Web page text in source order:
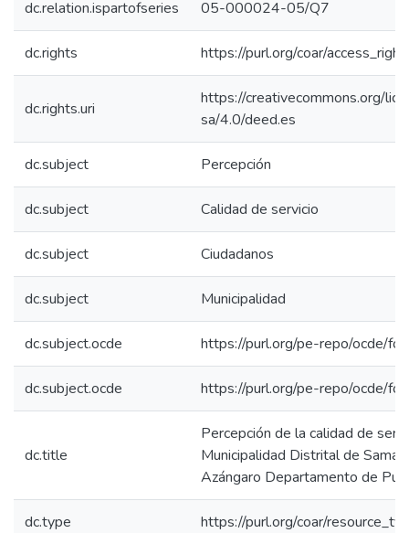
dc.relation.ispartofseries 05-000024-05/Q7
dc.rights https://purl.org/coar/
dc.rights.uri
https://creativecommons.org/
sa/4.0/deed.es
dc.subject Percepción
dc.subject Calidad de servicio
dc.subject Ciudadanos
dc.subject Municipalidad
dc.subject.ocde https://purl.org/pe-repo/ocde/
dc.subject.ocde https://purl.org/pe-repo/ocde/
dc.title
Percepción de la calidad de
Municipalidad Distrital de
Azángaro Departamento de
dc.type https://purl.org/coar/